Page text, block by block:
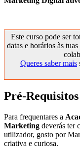
Este curso pode ser
datas e horários às
Queres saber mais
Pré-Requisitos
Para frequentares a
Marketing deverás ter
utilizador, gosto por
criativa e curiosa.